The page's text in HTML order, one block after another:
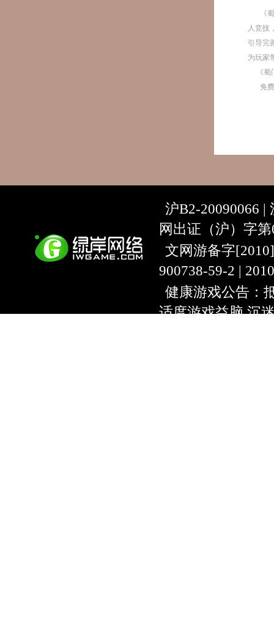
《
人竞技
引导完
为玩家
《
免
沪B2-20090066 |
网出证（沪）字
文网游备字
900738-59-2 |
健康游戏公告：
适度游戏益脑 沉